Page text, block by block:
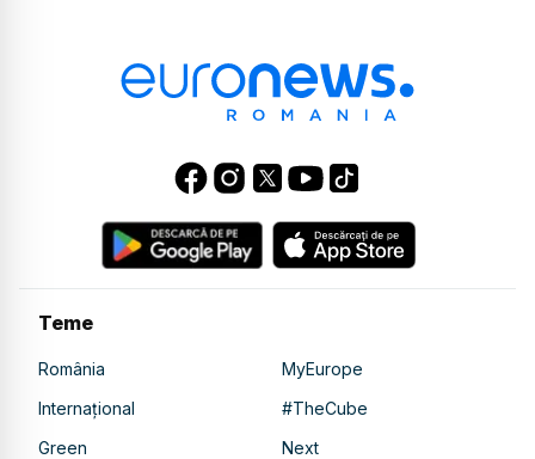
Teme
România
MyEurope
Internațional
#TheCube
Green
Next